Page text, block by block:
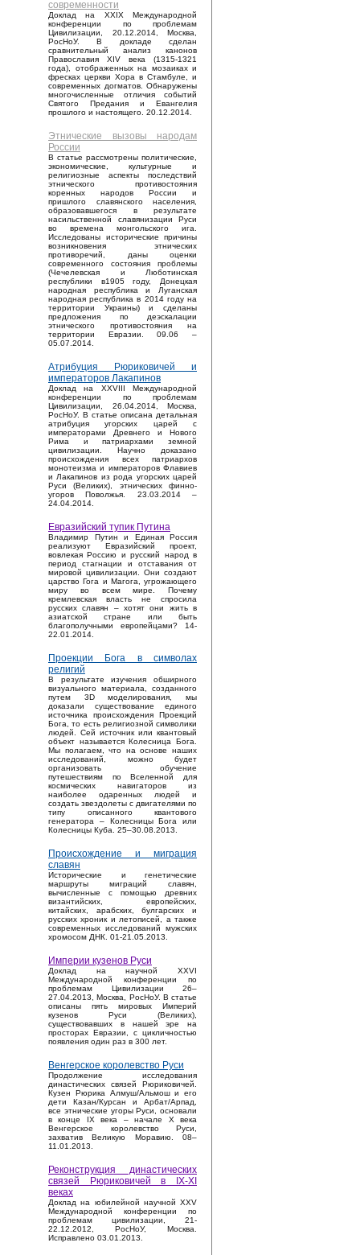
современности
Доклад на XXIX Международной
конференции по проблемам
Цивилизации, 20.12.2014, Москва,
РосНоУ. В докладе сделан
сравнительный анализ канонов
Православия XIV века (1315-1321
года), отображенных на мозаиках и
фресках церкви Хора в Стамбуле, и
современных догматов. Обнаружены
многочисленные отличия событий
Святого Предания и Евангелия
прошлого и настоящего. 20.12.2014.
Этнические вызовы народам
России
В статье рассмотрены политические,
экономические, культурные и
религиозные аспекты последствий
этнического противостояния
коренных народов России и
пришлого славянского населения,
образовавшегося в результате
насильственной славянизации Руси
во времена монгольского ига.
Исследованы исторические причины
возникновения этнических
противоречий, даны оценки
современного состояния проблемы
(Чечелевская и Люботинская
республики в1905 году, Донецкая
народная республика и Луганская
народная республика в 2014 году на
территории Украины) и сделаны
предложения по деэскалации
этнического противостояния на
территории Евразии. 09.06 –
05.07.2014.
Атрибуция Рюриковичей и
императоров Лакапинов
Доклад на XXVIII Международной
конференции по проблемам
Цивилизации, 26.04.2014, Москва,
РосНоУ. В статье описана детальная
атрибуция угорских царей с
императорами Древнего и Нового
Рима и патриархами земной
цивилизации. Научно доказано
происхождения всех патриархов
монотеизма и императоров Флавиев
и Лакапинов из рода угорских царей
Руси (Великих), этнических финно-
угоров Поволжья. 23.03.2014 –
24.04.2014.
Евразийский тупик Путина
Владимир Путин и Единая Россия
реализуют Евразийский проект,
вовлекая Россию и русский народ в
период стагнации и отставания от
мировой цивилизации. Они создают
царство Гога и Магога, угрожающего
миру во всем мире. Почему
кремлевская власть не спросила
русских славян – хотят они жить в
азиатской стране или быть
благополучными европейцами? 14-
22.01.2014.
Проекции Бога в символах
религий
В результате изучения обширного
визуального материала, созданного
путем 3D моделирования, мы
доказали существование единого
источника происхождения Проекций
Бога, то есть религиозной символики
людей. Сей источник или квантовый
объект называется Колесница Бога.
Мы полагаем, что на основе наших
исследований, можно будет
организовать обучение
путешествиям по Вселенной для
космических навигаторов из
наиболее одаренных людей и
создать звездолеты с двигателями по
типу описанного квантового
генератора – Колесницы Бога или
Колесницы Куба. 25–30.08.2013.
Происхождение и миграция
славян
Исторические и генетические
маршруты миграций славян,
вычисленные с помощью древних
византийских, европейских,
китайских, арабских, булгарских и
русских хроник и летописей, а также
современных исследований мужских
хромосом ДНК. 01-21.05.2013.
Империи кузенов Руси
Доклад на научной XXVI
Международной конференции по
проблемам Цивилизации 26–
27.04.2013, Москва, РосНоУ. В статье
описаны пять мировых Империй
кузенов Руси (Великих),
существовавших в нашей эре на
просторах Евразии, с цикличностью
появления один раз в 300 лет.
Венгерское королевство Руси
Продолжение исследования
династических связей Рюриковичей.
Кузен Рюрика Алмуш/Альмош и его
дети Казан/Курсан и Арбат/Арпад,
все этнические угоры Руси, основали
в конце IX века – начале X века
Венгерское королевство Руси,
захватив Великую Моравию. 08–
11.01.2013.
Реконструкция династических
связей Рюриковичей в IX-XI
веках
Доклад на юбилейной научной XXV
Международной конференции по
проблемам цивилизации, 21-
22.12.2012, РосНоУ, Москва.
Исправлено 03.01.2013.